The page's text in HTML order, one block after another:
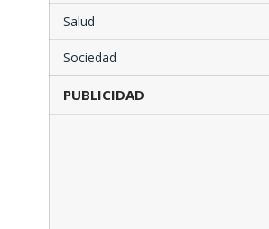
Salud
Sociedad
PUBLICIDAD